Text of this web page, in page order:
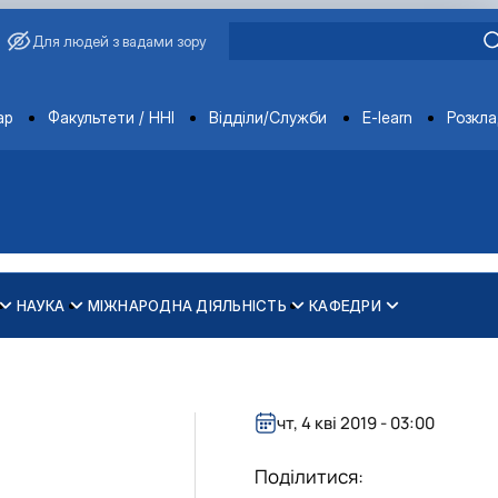
Для людей з вадами зору
Факультети / ННІ Відділи/Служби E-learn
НАУКА МІЖНАРОДНА ДІЯЛЬНІСТЬ
рівності у …
КАФЕДРИ
чт, 4 кві 2019 - 03:00
Поділитися: